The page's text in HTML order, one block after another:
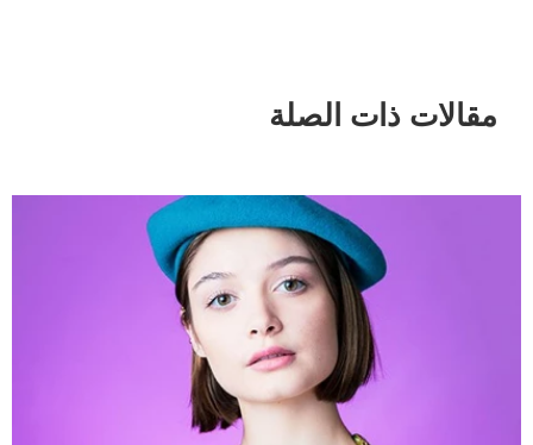
مقالات ذات الصلة